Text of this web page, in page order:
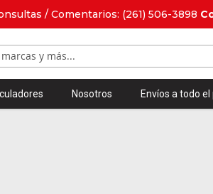
/ Comentarios: (261) 506-3898
Nosotros Envíos a todo el